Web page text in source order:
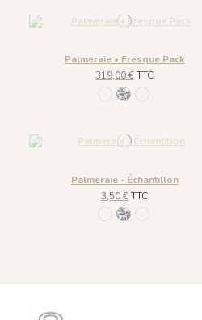
Palmeraie • Fresque Pack
319,00 €TTC
R035 - Fern Green
R033 - Greyness
Palmeraie - Échantillon
3,50 €TTC
R035 - Fern Green
R033 - Greyness